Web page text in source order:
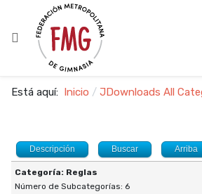
Está aquí: Inicio JDownloads All
Descripción Buscar Arriba
Categoría: Reglas
Número de Subcategorías: 6